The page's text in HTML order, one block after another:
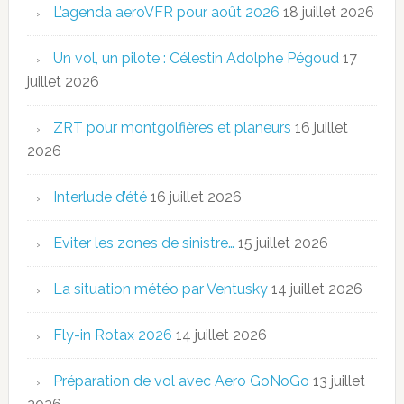
L’agenda aeroVFR pour août 2026 18 juillet 2026
Un vol, un pilote : Célestin Adolphe Pégoud 17
juillet 2026
ZRT pour montgolfières et planeurs 16 juillet
2026
Interlude d’été 16 juillet 2026
Eviter les zones de sinistre… 15 juillet 2026
La situation météo par Ventusky 14 juillet 2026
Fly-in Rotax 2026 14 juillet 2026
Préparation de vol avec Aero GoNoGo 13 juillet